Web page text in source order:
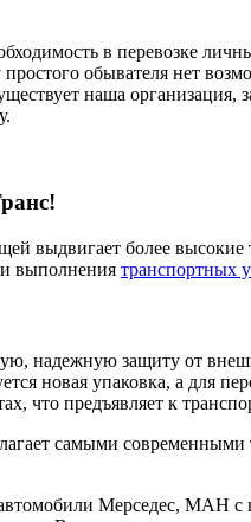
в перевозке
простого обывателя нет
наша
выдвигает более
выполнения транспортных
надежную защиту от
новая упаковка, а для
что предъявляет к
самыми
Мерседес, МАН с